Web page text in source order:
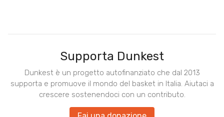
Supporta Dunkest
Dunkest è un progetto autofinanziato che dal 2013
supporta e promuove il mondo del basket in Italia. Aiutaci a
crescere sostenendoci con un contributo.